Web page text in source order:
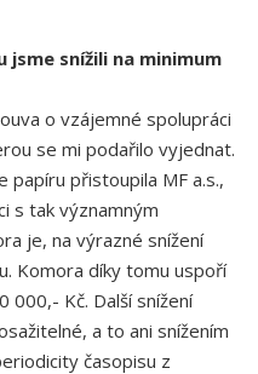
jsme snížili na minimum
o vzájemné spolupráci
se mi podařilo vyjednat.
papíru přistoupila MF a.s.,
s tak významným
je, na výrazné snížení
Komora díky tomu uspoří
000,- Kč. Další snížení
a to ani snížením
časopisu z